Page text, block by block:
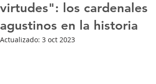
virtudes": los cardenales
agustinos en la historia
Actualizado: 3 oct 2023